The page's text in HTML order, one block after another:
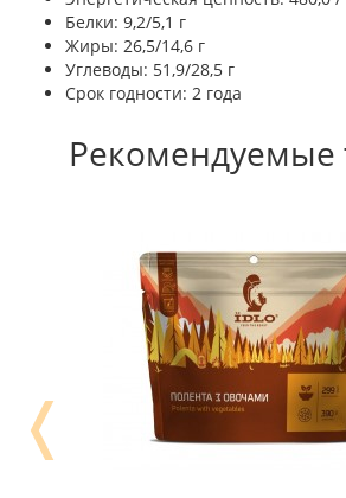
Белки: 9,2/5,1 г
Жиры: 26,5/14,6 г
Углеводы: 51,9/28,5 г
Срок годности: 2 года
Рекомендуемые
❬